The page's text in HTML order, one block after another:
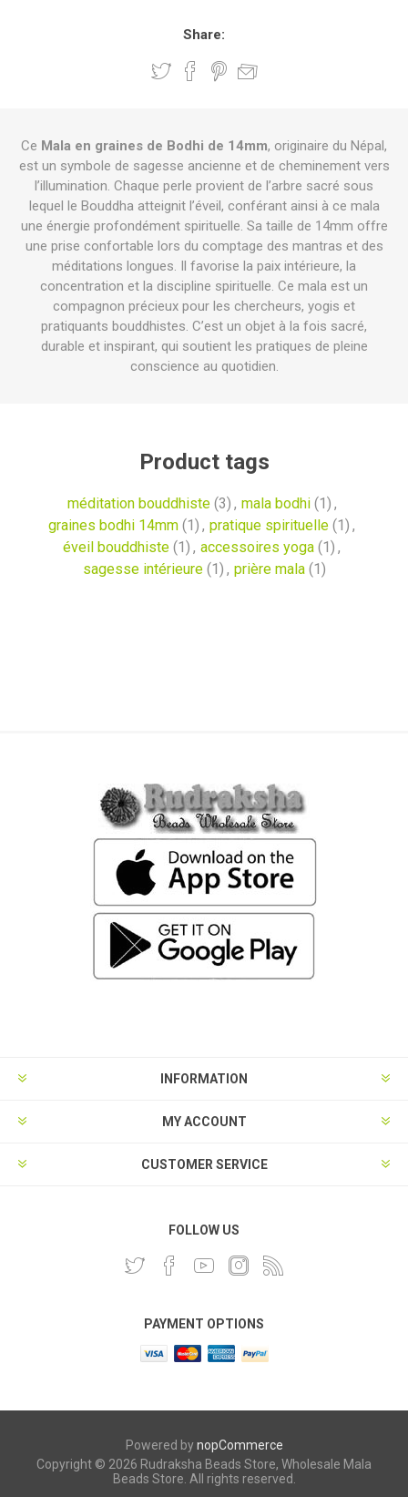
Share:
Ce Mala en graines de Bodhi de 14mm, originaire du Népal,
est un symbole de sagesse ancienne et de cheminement vers
l’illumination. Chaque perle provient de l’arbre sacré sous
lequel le Bouddha atteignit l’éveil, conférant ainsi à ce mala
une énergie profondément spirituelle. Sa taille de 14mm offre
une prise confortable lors du comptage des mantras et des
méditations longues. Il favorise la paix intérieure, la
concentration et la discipline spirituelle. Ce mala est un
compagnon précieux pour les chercheurs, yogis et
pratiquants bouddhistes. C’est un objet à la fois sacré,
durable et inspirant, qui soutient les pratiques de pleine
conscience au quotidien.
Product tags
méditation bouddhiste (3) , mala bodhi (1) ,
graines bodhi 14mm (1) , pratique spirituelle (1) ,
éveil bouddhiste (1) , accessoires yoga (1) ,
sagesse intérieure (1) , prière mala (1)
INFORMATION
MY ACCOUNT
CUSTOMER SERVICE
FOLLOW US
PAYMENT OPTIONS
Powered bynopCommerce
Copyright © 2026 Rudraksha Beads Store, Wholesale Mala
Beads Store. All rights reserved.